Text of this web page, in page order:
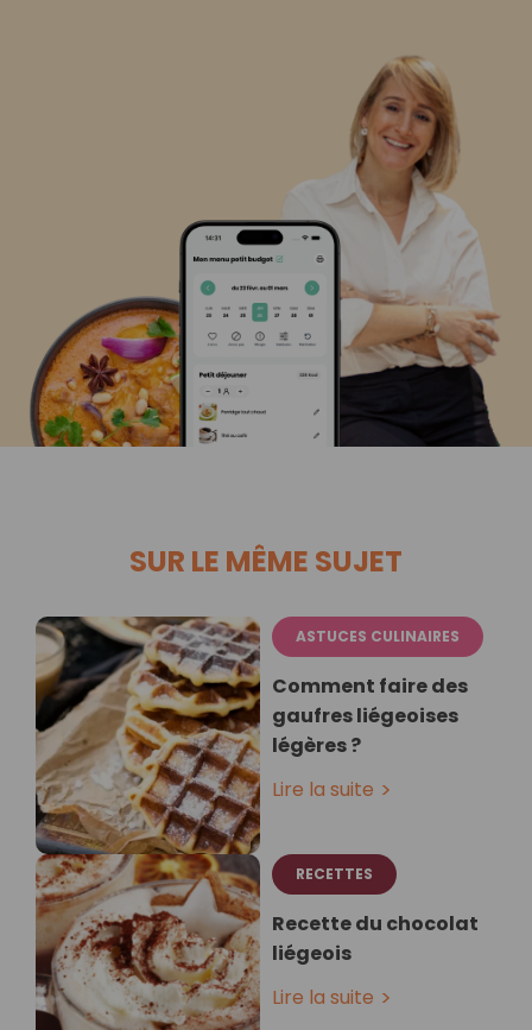
SUR LE MÊME SUJET
ASTUCES CULINAIRES
Comment faire des
gaufres liégeoises
légères ?
Lire la suite
RECETTES
Recette du chocolat
liégeois
Lire la suite